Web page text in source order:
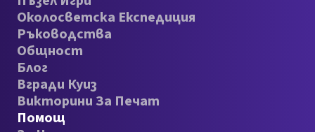
Околосветска Експедиция
Ръководства
Общност
Блог
Вгради Куиз
Викторини За Печат
Помощ